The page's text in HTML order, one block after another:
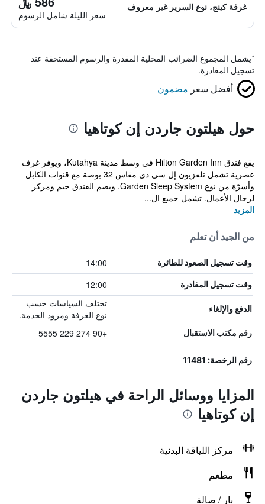
غرفة كينج، نوع السرير غير معروف
سعر الليلة شامل الرسوم
*يشمل المجموع الضرائب المحلية المقدرة والرسوم المستحقة عند
تسجيل المغادرة.
أفضل سعر مضمون
حول هيلتون جاردن إن كوتاهيا
يقع فندق Hilton Garden Inn في وسط مدينة Kutahya، ويوفر غرف
عصرية تشمل تلفزيون إل سي دي مقاس 32 بوصة مع قنوات الكابل
وأسرّة من نوع Garden Sleep System. ويضم الفندق جيم ومركز
لرجال الأعمال. تشمل جميع ال...
المزيد
من الجيد أن تعلم
وقت تسجيل الصعود للطائرة 14:00
وقت تسجيل المغادرة 12:00
الدفع والإلغاء
تختلف السياسات حسب
نوع الغرفة ومزود الخدمة.
رقم مكتب الاستقبال +90 274 229 5555
رقم الرخصة: 11481
المزايا ووسائل الراحة في هيلتون جاردن
إن كوتاهيا
مركز اللياقة البدنية
مطعم
بار / صالة